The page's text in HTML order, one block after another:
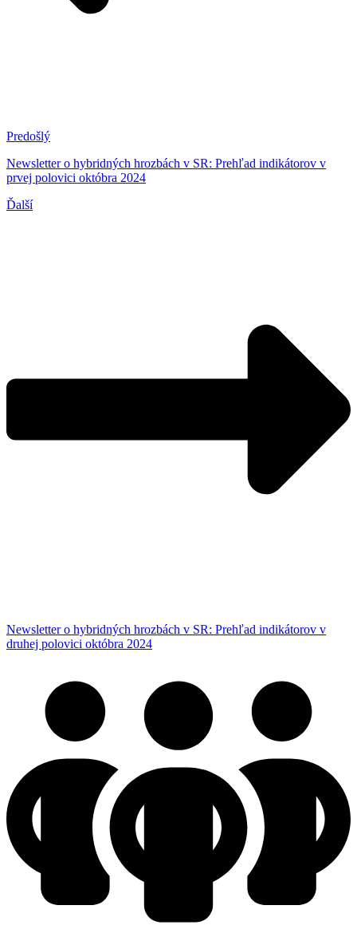
Predošlý
Newsletter o hybridných hrozbách v SR: Prehľad indikátorov v
prvej polovici októbra 2024
Ďalší
Newsletter o hybridných hrozbách v SR: Prehľad indikátorov v
druhej polovici októbra 2024